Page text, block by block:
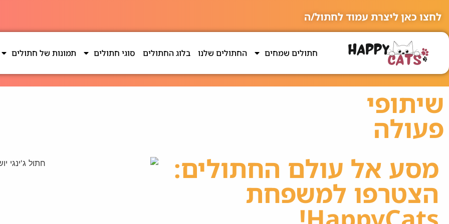
לחצו כאן ליצרת עמוד לחתול/ה
חתולים שמחים החתולים שלנו בלוג החתולים סוגי חתולים תמונות של חתולים
שיתופי
פעולה
מסע אל עולם החתולים:
הצטרפו למשפחת